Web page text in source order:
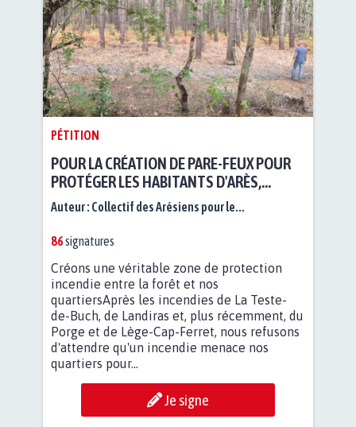
PÉTITION
POUR LA CRÉATION DE PARE-FEUX POUR
PROTÉGER LES HABITANTS D'ARÈS,
BASSIN D'ARCACHON
Auteur : Collectif des Arésiens pour le...
86signatures
Créons une véritable zone de protection
incendie entre la forêt et nos
quartiersAprès les incendies de La Teste-
de-Buch, de Landiras et, plus récemment, du
Porge et de Lège-Cap-Ferret, nous refusons
d'attendre qu'un incendie menace nos
quartiers pour...
Je signe